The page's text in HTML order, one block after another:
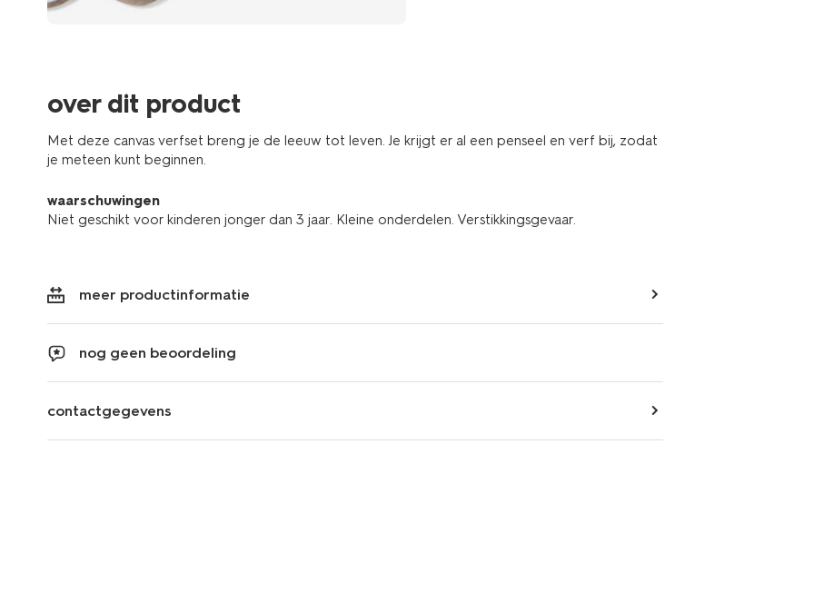
over dit product
Met deze canvas verfset breng je de leeuw tot leven. Je krijgt er al een penseel en verf bij, zodat
je meteen kunt beginnen.
waarschuwingen
Niet geschikt voor kinderen jonger dan 3 jaar. Kleine onderdelen. Verstikkingsgevaar.
meer productinformatie
nog geen beoordeling
contactgegevens